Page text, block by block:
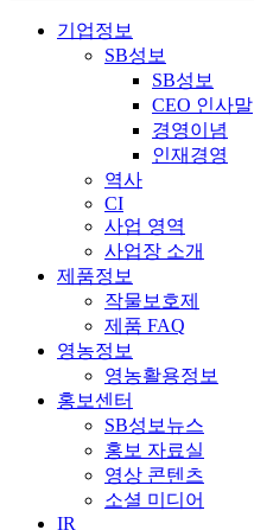
기업정보
SB성보
SB성보
CEO 인사말
경영이념
인재경영
역사
CI
사업 영역
사업장 소개
제품정보
작물보호제
제품 FAQ
영농정보
영농활용정보
홍보센터
SB성보뉴스
홍보 자료실
영상 콘텐츠
소셜 미디어
IR